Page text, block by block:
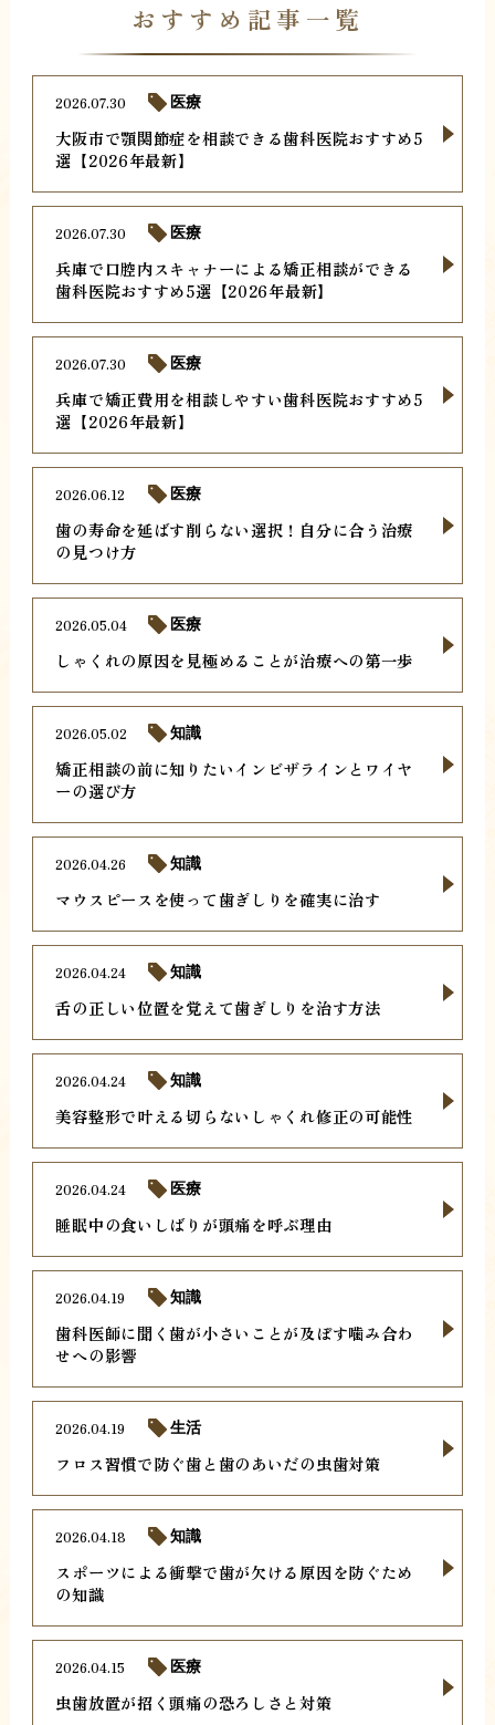
おすすめ記事一覧
大阪市で顎関節症を相談できる歯科医院おすすめ5
選【2026年最新】
2026.07.30 医療
兵庫で口腔内スキャナーによる矯正相談ができる
歯科医院おすすめ5選【2026年最新】
2026.07.30 医療
兵庫で矯正費用を相談しやすい歯科医院おすすめ5
選【2026年最新】
2026.07.30 医療
歯の寿命を延ばす削らない選択！自分に合う治療
の見つけ方
2026.06.12 医療
しゃくれの原因を見極めることが治療への第一歩
2026.05.04 医療
矯正相談の前に知りたいインビザラインとワイヤ
ーの選び方
2026.05.02 知識
マウスピースを使って歯ぎしりを確実に治す
2026.04.26 知識
舌の正しい位置を覚えて歯ぎしりを治す方法
2026.04.24 知識
美容整形で叶える切らないしゃくれ修正の可能性
2026.04.24 知識
睡眠中の食いしばりが頭痛を呼ぶ理由
2026.04.24 医療
歯科医師に聞く歯が小さいことが及ぼす噛み合わ
せへの影響
2026.04.19 知識
フロス習慣で防ぐ歯と歯のあいだの虫歯対策
2026.04.19 生活
スポーツによる衝撃で歯が欠ける原因を防ぐため
の知識
2026.04.18 知識
虫歯放置が招く頭痛の恐ろしさと対策
2026.04.15 医療